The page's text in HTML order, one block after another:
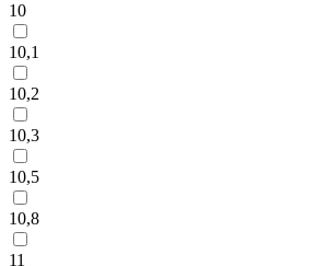
10
10,1
10,2
10,3
10,5
10,8
11